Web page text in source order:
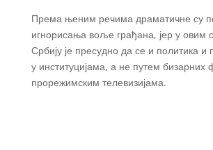
Према њеним речима драматичне су
игнорисања воље грађана, јер у овим
Србију је пресудно да се и политика и
у институцијама, а не путем
прорежимским телевизијама.